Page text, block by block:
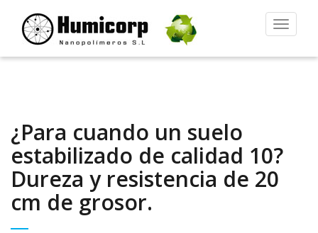
Alternar
¿Para cuando un suelo
estabilizado de calidad 10?
Dureza y resistencia de 20
cm de grosor.